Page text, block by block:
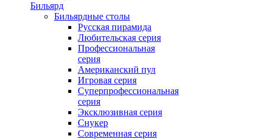
Бильярд
Бильярдные столы
Русская пирамида
Любительская серия
Профессиональная
серия
Американский пул
Игровая серия
Суперпрофессиональная
серия
Эксклюзивная серия
Снукер
Современная серия